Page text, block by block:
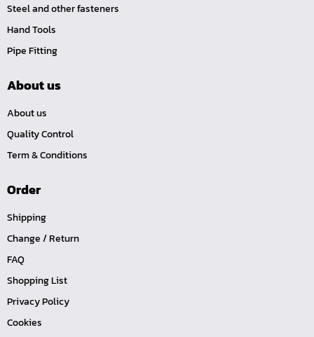
หน้าแปลนเหล็กสวมเชื่อม JEF SWRF 150P
หน้าแปลนเหล็กคอสูง JEF WNRF 300P
หน้าแปลนเหล็กคอสูง JEF WNRF PN40
หน้าแปลนเหล็กคอสูง JEF WNRF PN16
หน้าแปลนเหล็กบอด JEF 10K FF ชุบกัลวาไนซ์
หน้าแปลนเหล็กบอด JEF 150P RF ชุบกัลวาไนซ์
หน้าแปลนเชื่อมเหล็ก JEF 150P RF ชุบกัลวาไนซ์
หน้าแปลนเชื่อมเหล็ก JEF PN16 RF
หน้าแปลนเชื่อมเหล็ก JEF 300P RF
คีมตัดสายเคเบิ้ล
คีมย้ำสายไฟ
คีมล๊อค
Steel and other fasteners
Hand Tools
Pipe Fitting
About us
About us
Quality Control
Term & Conditions
Order
Shipping
Change / Return
FAQ
Shopping List
Privacy Policy
Cookies